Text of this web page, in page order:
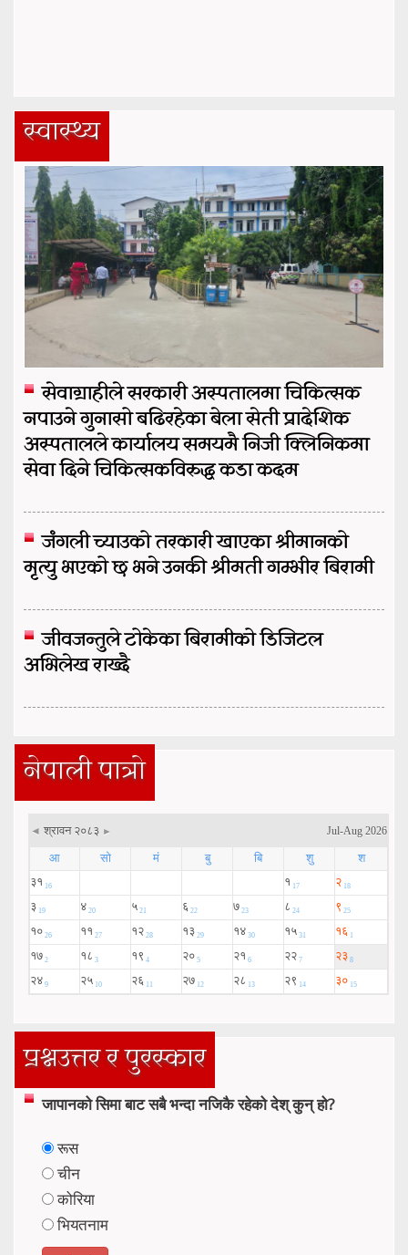
स्वास्थ्य
सेवाग्राहीले सरकारी अस्पतालमा चिकित्सक
नपाउने गुनासो बढिरहेका बेला सेती प्रादेशिक
अस्पतालले कार्यालय समयमै निजी क्लिनिकमा
सेवा दिने चिकित्सकविरुद्ध कडा कदम
जंगली च्याउको तरकारी खाएका श्रीमानको
मृत्यु भएको छ भने उनकी श्रीमती गम्भीर बिरामी
जीवजन्तुले टोकेका बिरामीको डिजिटल
अभिलेख राख्दै
नेपाली पात्रो
प्रश्नउत्तर र पुरस्कार
जापानको सिमा बाट सबै भन्दा नजिकै रहेको देश् कुन् हो?
रूस
चीन
कोरिया
भियतनाम